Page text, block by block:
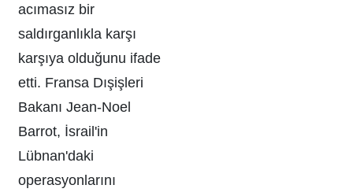
acımasız bir
saldırganlıkla karşı
karşıya olduğunu ifade
etti. Fransa Dışişleri
Bakanı Jean-Noel
Barrot, İsrail'in
Lübnan'daki
operasyonlarını